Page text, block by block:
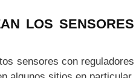
LOS SENSORES
sensores con reguladores